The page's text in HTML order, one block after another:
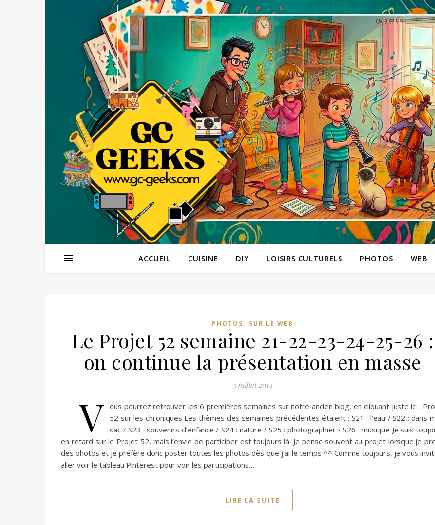
ACCUEIL CUISINE DIY LOISIRS CULTURELS PHOTOS WEB
PHOTOS, SUR LE WEB
Le Projet 52 semaine 21-22-23-24-25-26 :
on continue la présentation en masse
5 juillet 2014
V ous pourrez retrouver les 6 premières semaines sur notre ancien blog, en cliquant juste ici :
52 sur les chroniques Les thèmes des semaines précédentes étaient : S21 : l’eau / S22 : dans
sac / S23 : souvenirs d’enfance / S24 : nature / S25 : photographier / S26 : musique Je suis
en retard sur le Projet 52, mais l’envie de participer est toujours là. Je pense souvent au projet lorsque je
des photos et je préfère donc poster toutes les photos dès que j’ai le temps ^^ Comme toujours, je vous
aller voir le tableau Pinterest pour voir les participations…
LIRE LA SUITE